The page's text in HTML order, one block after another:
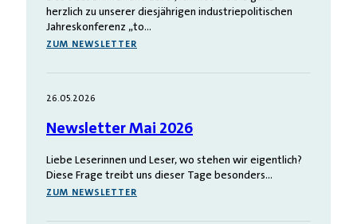
herzlich zu unserer diesjährigen industriepolitischen
Jahreskonferenz „to…
ZUM NEWSLETTER
26.05.2026
Newsletter Mai 2026
Liebe Leserinnen und Leser, wo stehen wir eigentlich?
Diese Frage treibt uns dieser Tage besonders…
ZUM NEWSLETTER